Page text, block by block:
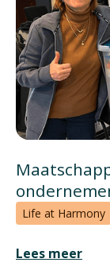
nemen
Life at Harmony
Lees meer